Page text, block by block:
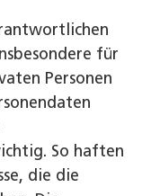
für
Personen
So haften
die die